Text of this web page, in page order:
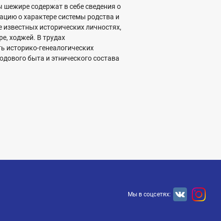
содержат в себе сведения о
о характере системы родства и
исторических личностях,
ходжей. В трудах
историко-генеалогических
быта и этнического состава
Мы в соцсетях: